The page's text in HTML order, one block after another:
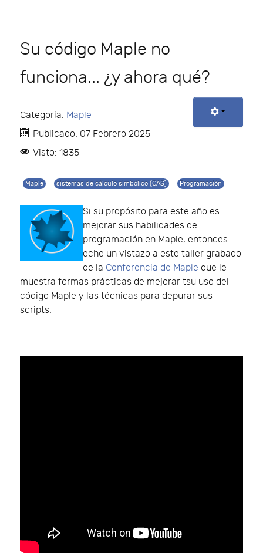
Su código Maple no
funciona... ¿y ahora qué?
Categoría: Maple
Publicado: 07 Febrero 2025
Visto: 1835
Maple sistemas de cálculo simbólico (CAS) Programación
Si su propósito para este año es
mejorar sus habilidades de
programación en Maple, entonces
eche un vistazo a este taller grabado
de la Conferencia de Maple que le
muestra formas prácticas de mejorar tsu uso del
código Maple y las técnicas para depurar sus
scripts.